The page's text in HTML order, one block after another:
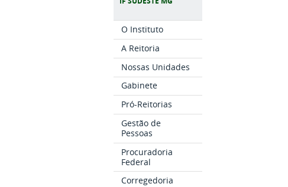
O Instituto
A Reitoria
Nossas Unidades
Gabinete
Pró-Reitorias
Gestão de
Pessoas
Procuradoria
Federal
Corregedoria